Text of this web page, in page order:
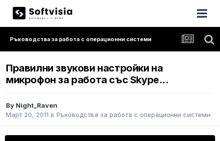
Ръководства за работа с операционни системи
Правилни звукови настройки на
микрофон за работа със Skype...
By Night_Raven
Март 20, 2011 в Ръководства за работа с операционни системи